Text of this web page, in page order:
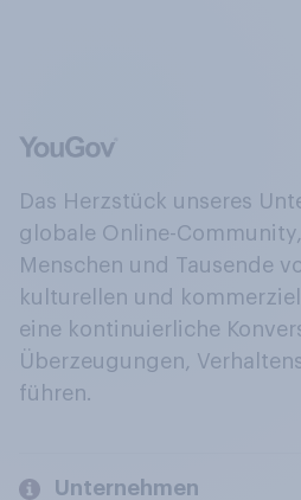
Das Herzstück unseres
globale Online-
Menschen und Tausende
kulturellen und
eine kontinuierliche
Überzeugungen,
führen.
Unternehmen